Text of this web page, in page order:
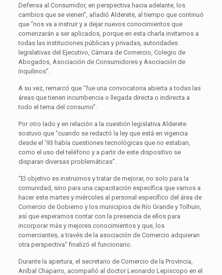
Defensa al Consumidor, en perspectiva hacia adelante, los
cambios que se vienen”, añadió Alderete, al tiempo que continuó
que “nos va a instruir y a dejar nuevos conocimientos que
comenzarán a ser aplicados, porque en esta charla invitamos a
todas las instituciones públicas y privadas, autoridades
legislativas del Ejecutivo, Cámara de Comercio, Colegio de
Abogados, Asociación de Consumidores y Asociación de
Inquilinos”.
A su vez, remarcó que “fue una convocatoria abierta a todas las
áreas que tienen incumbencia o llegada directa o indirecta a
todo el tema del consumo”.
Por otro lado y en relación a la cuestión legislativa Alderete
sostuvo que “cuando se redactó la ley que está en vigencia
desde el ’93 había cuestiones tecnológicas que no estaban,
como el uso del teléfono y a partir de este dispositivo se
disparan diversas problemáticas”.
“El objetivo es instruirnos y tratar de mejorar, no solo para la
comunidad, sino para una capacitación específica que vamos a
hacer este martes y miércoles al personal específico del área de
Comercio de Gobierno y los municipios de Río Grande y Tolhuin,
así que esperamos contar con la presencia de ellos para
incorporar más y mejores conocimientos y que, los
comerciantes, a través de la asociación de Comercio adquieran
otra perspectiva” finalizó el funcionario.
Durante la apertura, el secretario de Comercio de la Provincia,
Aníbal Chaparro, acompañó al doctor Leonardo Lepiscopo en el